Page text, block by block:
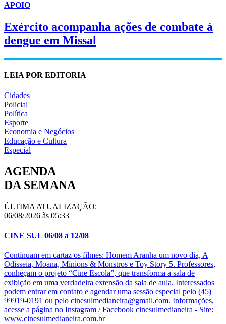
APOIO
Exército acompanha ações de combate à
dengue em Missal
LEIA POR EDITORIA
Cidades
Policial
Política
Esporte
Economia e Negócios
Educação e Cultura
Especial
AGENDA
DA SEMANA
ÚLTIMA ATUALIZAÇÃO:
06/08/2026 às 05:33
CINE SUL 06/08 a 12/08
Continuam em cartaz os filmes: Homem Aranha um novo dia, A
Odisseia, Moana, Minions & Monstros e Toy Story 5. Professores,
conheçam o projeto “Cine Escola”, que transforma a sala de
exibição em uma verdadeira extensão da sala de aula. Interessados
podem entrar em contato e agendar uma sessão especial pelo (45)
99919-0191 ou pelo cinesulmedianeira@gmail.com. Informações,
acesse a página no Instagram / Facebook cinesulmedianeira - Site:
www.cinesulmedianeira.com.br